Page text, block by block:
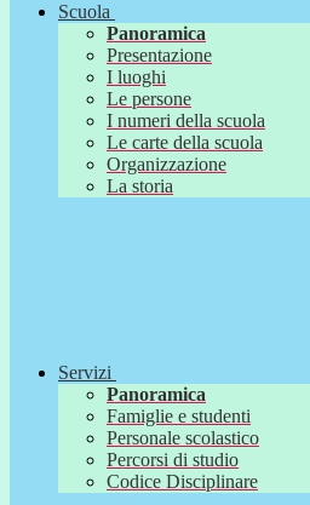
Scuola
Panoramica
Presentazione
I luoghi
Le persone
I numeri della scuola
Le carte della scuola
Organizzazione
La storia
Servizi
Panoramica
Famiglie e studenti
Personale scolastico
Percorsi di studio
Codice Disciplinare